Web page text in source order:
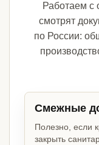
Работаем с
смотрят
по России:
Смежные
Полезно, если
закрыть